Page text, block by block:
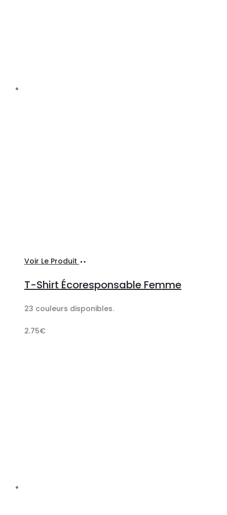
Voir Le Produit
panier
T-Shirt Écoresponsable Femme
23 couleurs disponibles.
2.75€